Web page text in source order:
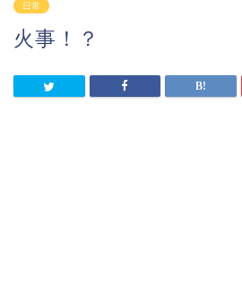
日常
火事！？